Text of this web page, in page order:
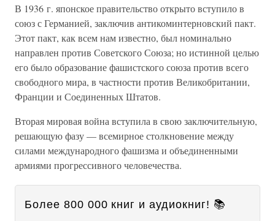
В 1936 г. японское правительство открыто вступило в
союз с Германией, заключив антикоминтерновский пакт.
Этот пакт, как всем нам известно, был номинально
направлен против Советского Союза; но истинной целью
его было образование фашистского союза против всего
свободного мира, в частности против Великобритании,
Франции и Соединенных Штатов.
Вторая мировая война вступила в свою заключительную,
решающую фазу — всемирное столкновение между
силами международного фашизма и объединенными
армиями прогрессивного человечества.
Более 800 000 книг и аудиокниг! 📚